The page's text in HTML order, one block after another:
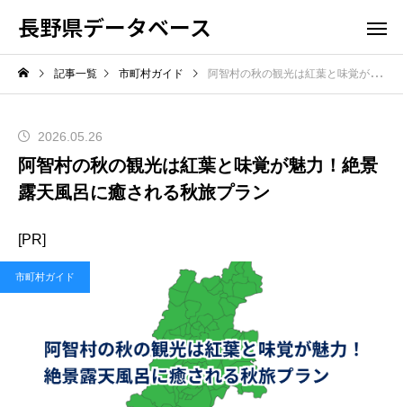
長野県データベース
記事一覧 市町村ガイド 阿智村の秋の観光は紅葉と味覚が魅力！絶景露天風呂に癒される秋旅プラン
2026.05.26
阿智村の秋の観光は紅葉と味覚が魅力！絶景
露天風呂に癒される秋旅プラン
[PR]
市町村ガイド